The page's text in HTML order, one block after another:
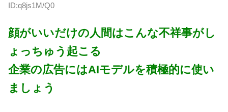
ID:q8js1M/Q0
顔がいいだけの人間はこんな不祥事がし
ょっちゅう起こる
企業の広告にはAIモデルを積極的に使い
ましょう